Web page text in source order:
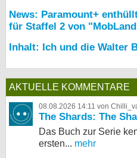
News: Paramount+
für Staffel 2 von
Inhalt: Ich und die Walter
AKTUELLE KOMMENTARE
08.08.2026 14:11 von
The Shards: The
Das Buch zur Serie
ersten... mehr